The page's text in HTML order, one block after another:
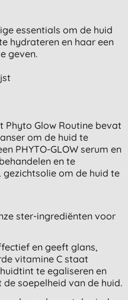
essentials om de huid
hydrateren en haar een
geven.
Phyto Glow Routine bevat
om de huid te
PHYTO-GLOW serum en
en te
gezichtsolie om de huid te
ster-ingrediënten voor
en geeft glans,
vitamine C staat
te egaliseren en
soepelheid van de huid.